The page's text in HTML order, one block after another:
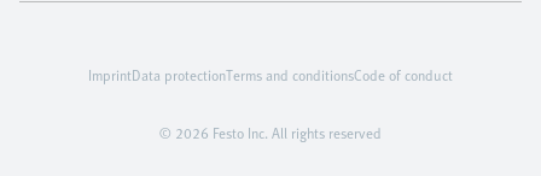
© 2026 Festo Inc. All rights reserved
ImprintData protectionTerms and conditionsCode of conduct